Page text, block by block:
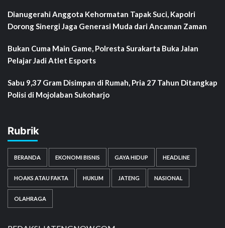
Dianugerahi Anggota Kehormatan Tapak Suci, Kapolri
Dorong Sinergi Jaga Generasi Muda dari Ancaman Zaman
Bukan Cuma Main Game, Polresta Surakarta Buka Jalan
Pelajar Jadi Atlet Esports
Sabu 9,37 Gram Disimpan di Rumah, Pria 27 Tahun Ditangkap
Polisi di Mojolaban Sukoharjo
Rubrik
BERANDA EKONOMI BISNIS GAYA HIDUP HEADLINE
HOAKS ATAU FAKTA HUKUM JATENG NASIONAL
OLAHRAGA